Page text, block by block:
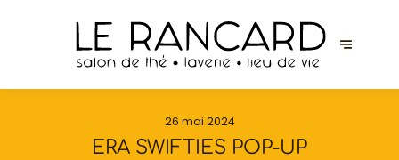
26 mai 2024
ERA SWIFTIES POP-UP